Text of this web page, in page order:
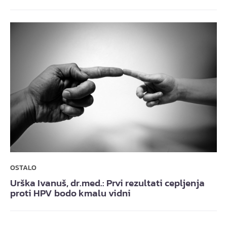
OSTALO
Urška Ivanuš, dr.med.: Prvi rezultati cepljenja
proti HPV bodo kmalu vidni